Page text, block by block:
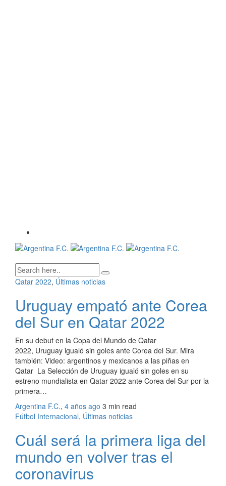
Qatar 2022, Últimas noticias
Uruguay empató ante Corea
del Sur en Qatar 2022
En su debut en la Copa del Mundo de Qatar
2022, Uruguay igualó sin goles ante Corea del Sur. Mira
también: Video: argentinos y mexicanos a las piñas en
Qatar La Selección de Uruguay igualó sin goles en su
estreno mundialista en Qatar 2022 ante Corea del Sur por la
primera…
Argentina F.C., 4 años ago 3 min read
Fútbol Internacional, Últimas noticias
Cuál será la primera liga del
mundo en volver tras el
coronavirus